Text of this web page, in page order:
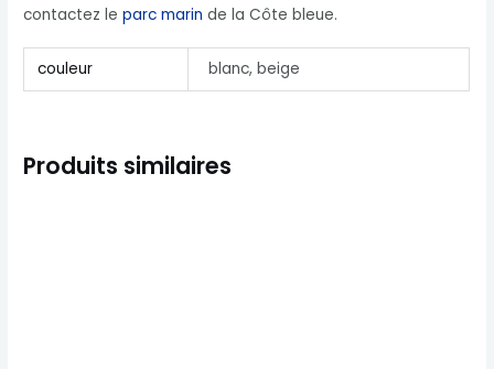
contactez leparc marin de la Côte bleue.
couleur blanc, beige
Produits similaires